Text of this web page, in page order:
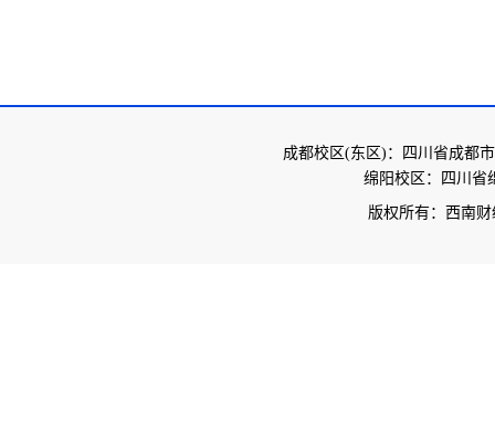
成都校区(东区)：四川省成都
绵阳校区：四川省
版权所有：西南